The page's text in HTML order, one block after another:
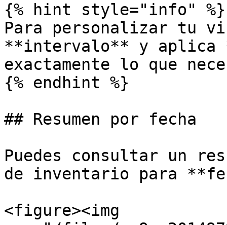
{% hint style="info" %}
Para personalizar tu
**intervalo** y
exactamente lo que
{% endhint %}
## Resumen por fecha
Puedes consultar un
de inventario para
<figure><img